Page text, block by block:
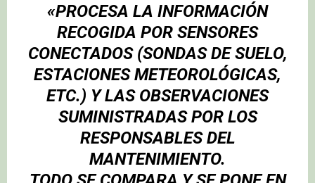
«PROCESA LA INFORMACIÓN
RECOGIDA POR SENSORES
CONECTADOS (SONDAS DE SUELO,
ESTACIONES METEOROLÓGICAS,
ETC.) Y LAS OBSERVACIONES
SUMINISTRADAS POR LOS
RESPONSABLES DEL
MANTENIMIENTO.